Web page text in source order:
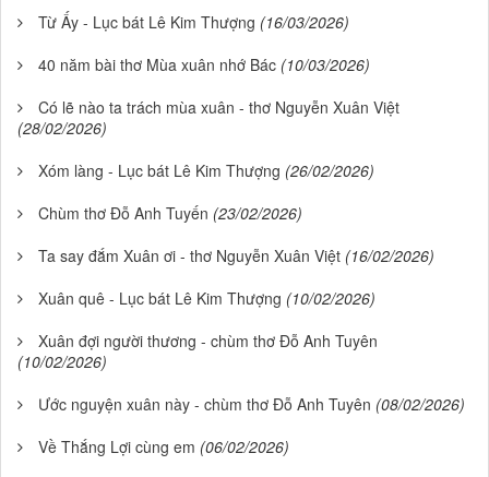
Từ Ấy - Lục bát Lê Kim Thượng (16/03/2026)
40 năm bài thơ Mùa xuân nhớ Bác (10/03/2026)
Có lẽ nào ta trách mùa xuân - thơ Nguyễn Xuân Việt
(28/02/2026)
Xóm làng - Lục bát Lê Kim Thượng (26/02/2026)
Chùm thơ Đỗ Anh Tuyến (23/02/2026)
Ta say đắm Xuân ơi - thơ Nguyễn Xuân Việt (16/02/2026)
Xuân quê - Lục bát Lê Kim Thượng (10/02/2026)
Xuân đợi người thương - chùm thơ Đỗ Anh Tuyên
(10/02/2026)
Ước nguyện xuân này - chùm thơ Đỗ Anh Tuyên (08/02/2026)
Về Thắng Lợi cùng em (06/02/2026)